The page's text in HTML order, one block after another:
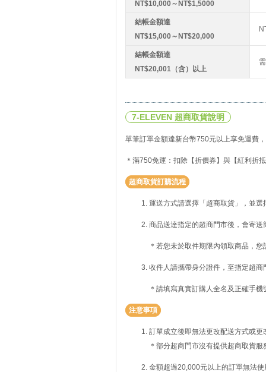
NT$10,000～NT$1,5000
結帳金額達
NT$15,000～NT$20,000
結帳金額達
NT$20,001（含）以上
7-ELEVEN 超商取貨說明
單筆訂單金額達新台幣750元以上享免運費
＊滿750免運：扣除【折價券】與【紅利折
超商取貨訂購流程
運送方式請選擇「超商取貨」，並
商品送達指定的超商門市後，會寄
＊若您未於取件期限內領取商品，
收件人請攜帶身分證件，至指定超
＊請填寫真實訂購人全名及正確手
注意事項
訂單成立後即無法更改配送方式或
＊部分超商門市沒有提供超商取貨
金額超過20,000元以上的訂單無法